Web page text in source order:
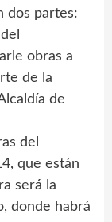
dos partes:
obras a
de la
de
del
que están
será la
donde habrá